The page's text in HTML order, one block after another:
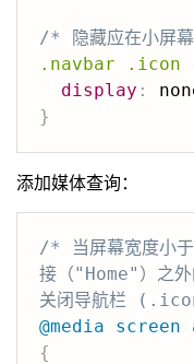
/* 隐藏应在小屏
.navbar .icon
display :
}
添加媒体查询：
/* 当屏幕宽度小
接（"Home"）之
关闭导航栏
@media screen
{